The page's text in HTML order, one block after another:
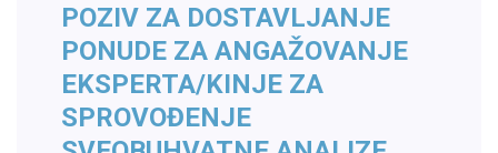
POZIV ZA DOSTAVLJANJE
PONUDE ZA ANGAŽOVANJE
EKSPERTA/KINJE ZA
SPROVOĐENJE